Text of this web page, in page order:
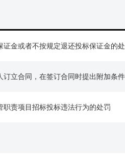
证金或者不按规定退还投标保证金的
立合同，在签订合同时提出附加条件
责项目招标投标违法行为的处罚